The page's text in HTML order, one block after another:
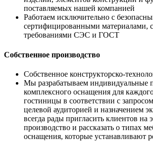
поставляемых нашей компанией
Работаем исключительно с
сертифицированными материалами,
требованиями СЭС и ГОСТ
Собственное производство
Собственное конструкторско-
Мы разрабатываем индивидуальные
комплексного оснащения для
гостиницы в соответствии с
целевой аудиторией и назначением
всегда рады пригласить клиентов на
производство и рассказать о типах
оснащения, которые устанавливают